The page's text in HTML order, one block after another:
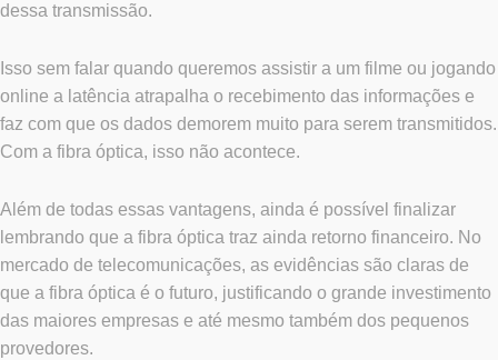
dessa transmissão.
Isso sem falar quando queremos assistir a um filme ou jogando
online a latência atrapalha o recebimento das informações e
faz com que os dados demorem muito para serem transmitidos.
Com a fibra óptica, isso não acontece.
Além de todas essas vantagens, ainda é possível finalizar
lembrando que a fibra óptica traz ainda retorno financeiro. No
mercado de telecomunicações, as evidências são claras de
que a fibra óptica é o futuro, justificando o grande investimento
das maiores empresas e até mesmo também dos pequenos
provedores.